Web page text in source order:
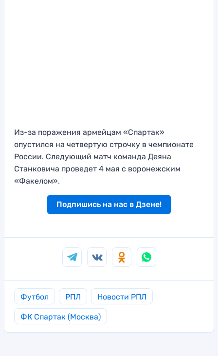
Из-за поражения армейцам «Спартак»
опустился на четвертую строчку в чемпионате
России. Следующий матч команда Деяна
Станковича проведет 4 мая с воронежским
«Факелом».
Подпишись на нас в Дзене!
Футбол РПЛ Новости РПЛ
ФК Спартак (Москва)